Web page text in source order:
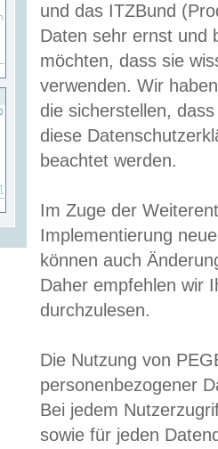
und das ITZBund
Daten sehr ernst und
möchten, dass sie
verwenden. Wir
die sicherstellen,
diese
beachtet werden.
Im Zuge der
Implementierung
können auch
Daher empfehlen wir
durchzulesen.
Die Nutzung von
personenbezogener
Bei jedem
sowie für jeden